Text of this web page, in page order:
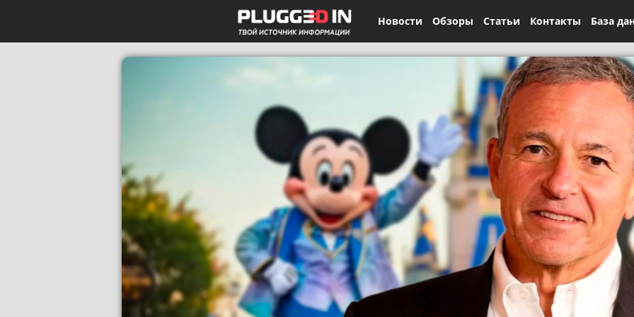
Новости Обзоры Статьи Контакты База